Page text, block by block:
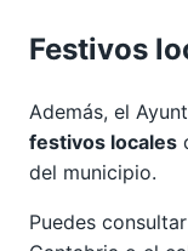
Festivos
Además, el
festivos locales
del municipio.
Puedes